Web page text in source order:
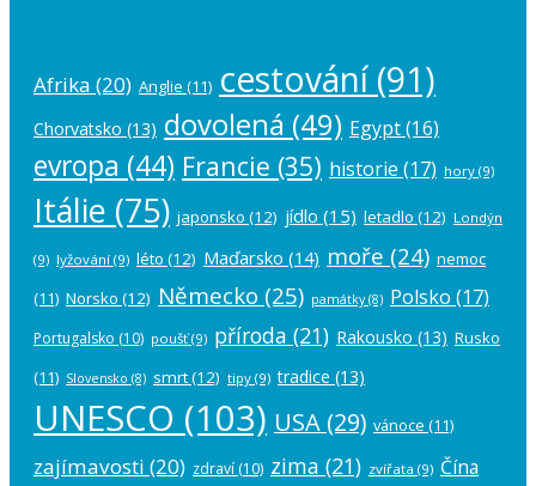
Afrika (20) Anglie (11) cestování(91)
Chorvatsko (13) dovolená (49) Egypt(16)
evropa (44) Francie (35) historie (17) hory (9)
Itálie (75) japonsko (12) jídlo (15) letadlo (12) Londýn
(9) lyžování (9) léto (12) Maďarsko (14) moře (24) nemoc
(11) Norsko (12) Německo (25) památky(8) Polsko (17)
Portugalsko (10) poušť(9) příroda (21) Rakousko (13) Rusko
(11) Slovensko (8) smrt(12) tipy (9) tradice (13)
UNESCO (103) USA (29) vánoce (11)
zajímavosti (20) zdraví (10) zima (21) zvířata (9) Čína